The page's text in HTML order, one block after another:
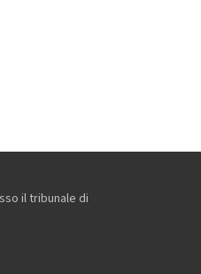
il tribunale di